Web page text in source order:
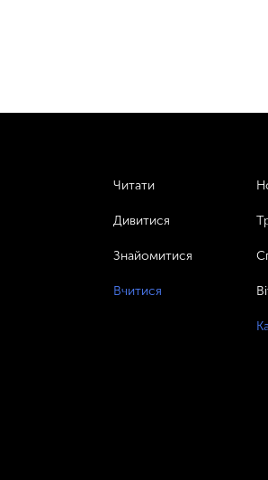
Читати
Дивитися
Знайомитися
Вчитися